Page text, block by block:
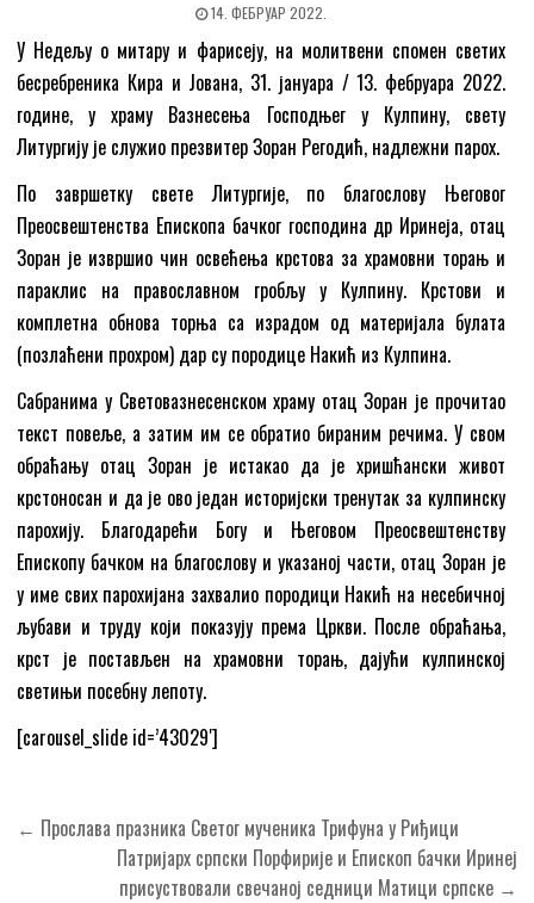
14. ФЕБРУАР 2022.
У Недељу о митару и фарисеју, на молитвени спомен светих
бесребреника Кира и Јована, 31. јануара / 13. фебруара 2022.
године, у храму Вазнесења Господњег у Кулпину, свету
Литургију је служио презвитер Зоран Регодић, надлежни парох.
По завршетку свете Литургије, по благослову Његовог
Преосвештенства Епископа бачког господина др Иринеја, отац
Зоран је извршио чин освећења крстова за храмовни торањ и
параклис на православном гробљу у Кулпину. Крстови и
комплетна обнова торња са израдом од материјала булата
(позлаћени прохром) дар су породице Накић из Кулпина.
Сабранима у Световазнесенском храму отац Зоран је прочитао
текст повеље, а затим им се обратио бираним речима. У свом
обраћању отац Зоран је истакао да је хришћански живот
крстоносан и да је ово један историјски тренутак за кулпинску
парохију. Благодарећи Богу и Његовом Преосвештенству
Епископу бачком на благослову и указаној части, отац Зоран је
у име свих парохијана захвалио породици Накић на несебичној
љубави и труду који показују према Цркви. После обраћања,
крст је постављен на храмовни торањ, дајући кулпинској
светињи посебну лепоту.
[carousel_slide id=’43029′]
Кретање
чланка
← Прослава празника Светог мученика Трифуна у Риђици
Патријарх српски Порфирије и Епископ бачки Иринеј
присуствовали свечаној седници Матици српске →